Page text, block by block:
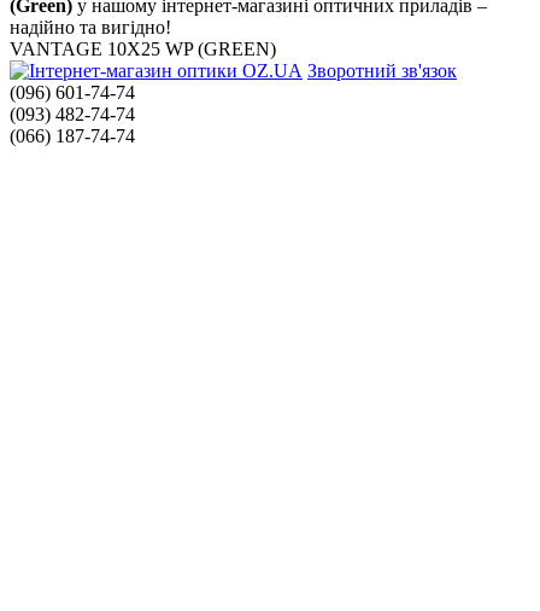
(Green) у нашому інтернет-магазині оптичних приладів –
надійно та вигідно!
VANTAGE 10X25 WP (GREEN)
Зворотний зв'язок
(096) 601-74-74
(093) 482-74-74
(066) 187-74-74